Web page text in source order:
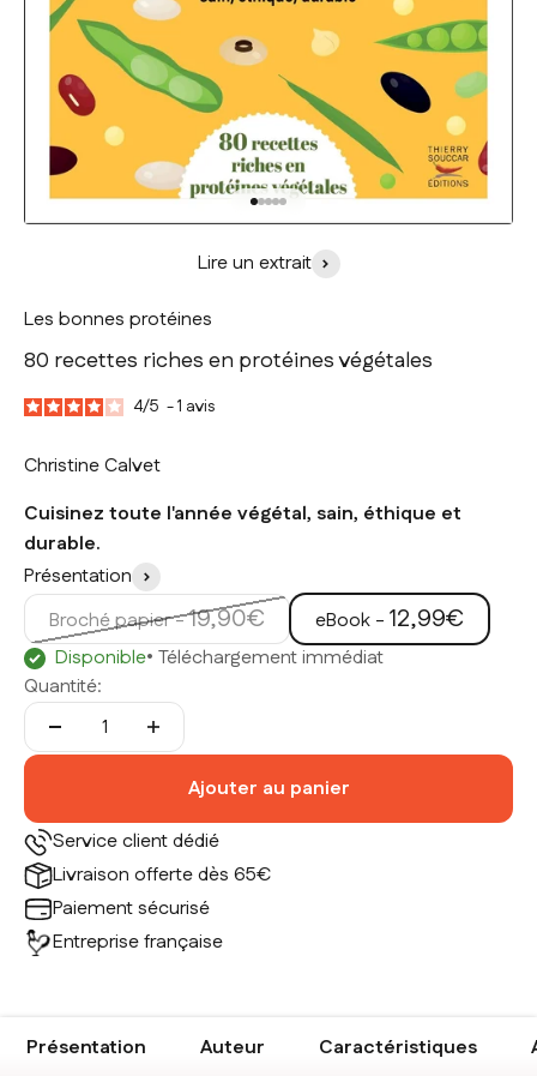
Aller à l'élément 1
Aller à l'élément 2
Aller à l'élément 3
Aller à l'élément 4
Aller à l'élément 5
Lire un extrait
Les bonnes protéines
80 recettes riches en protéines végétales
4/5 -1 avis
Christine Calvet
Cuisinez toute l'année végétal, sain, éthique et
durable.
Présentation
Broché papier -Prix de vente
19,90€ eBook - Prix de vente
12,99€
Disponible• Téléchargement immédiat
Quantité:
Ajouter au panier
Service client dédié
Livraison offerte dès 65€
Paiement sécurisé
Entreprise française
Présentation Auteur Caractéristiques